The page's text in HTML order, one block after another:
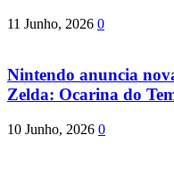
11 Junho, 2026 0
Nintendo anuncia
Zelda: Ocarina do
10 Junho, 2026 0